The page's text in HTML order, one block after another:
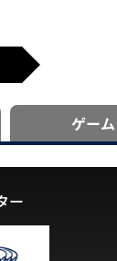
ゲーム
ー